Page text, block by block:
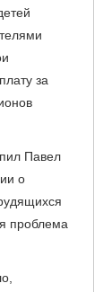
за
Павел
о
проблема